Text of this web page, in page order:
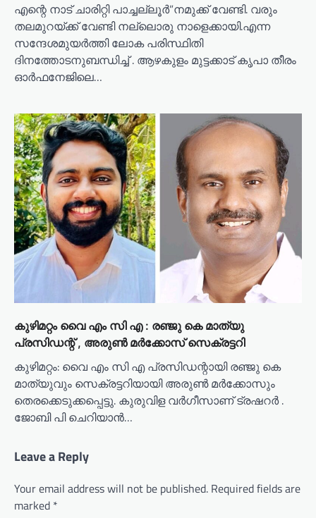
എന്റെ നാട് ചാരിറ്റി പാച്ചല്ലൂർ”നമുക്ക് വേണ്ടി. വരും
തലമുറയ്ക്ക് വേണ്ടി നല്ലൊരു നാളെക്കായി.എന്ന
സന്ദേശമുയർത്തി ലോക പരിസ്ഥിതി
ദിനത്തോടനുബന്ധിച്ച് . ആഴകുളം മുട്ടക്കാട് കൃപാ തീരം
ഓർഫനേജിലെ…
കുഴിമറ്റം വൈ എം സി എ : രഞ്ജു കെ മാത്യു
പ്രസിഡന്റ് , അരുൺ മർക്കോസ് സെക്രട്ടറി
കുഴിമറ്റം: വൈ എം സി എ പ്രസിഡന്റായി രഞ്ജു കെ
മാത്യുവും സെക്രട്ടറിയായി അരുൺ മർക്കോസും
തെരക്കെടുക്കപ്പെട്ടു. കുരുവിള വർഗീസാണ് ട്രഷറർ .
ജോബി പി ചെറിയാൻ…
Leave a Reply
Your email address will not be published. Required fields are
marked *